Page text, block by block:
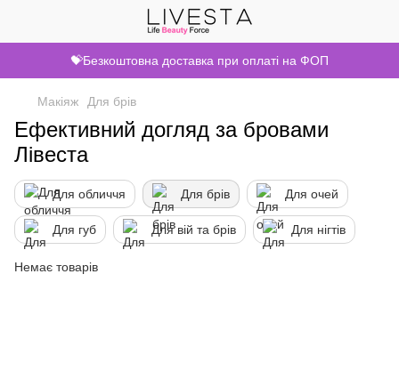
💝Безкоштовна доставка при оплаті на ФОП
Макіяж Для брів
Ефективний догляд за бровами
Лівеста
Для обличчя Для брів Для очей
Для губ Для вій та брів Для нігтів
Немає товарів